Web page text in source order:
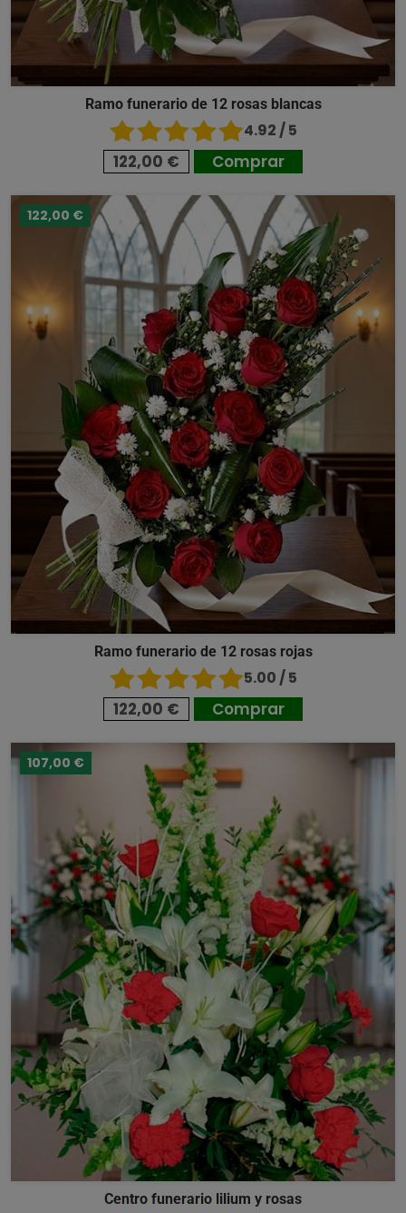
Ramo funerario de 12 rosas blancas
4.92 / 5
122,00 € Comprar
122,00 €
Ramo funerario de 12 rosas rojas
5.00 / 5
122,00 € Comprar
107,00 €
Centro funerario lilium y rosas